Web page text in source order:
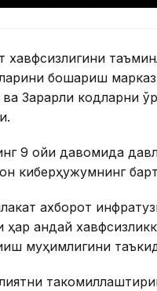
хавфсизлигини
бошқариш
Зарарли кодларни
9 ойи давомида
киберҳужумнинг
ахборот
қандай
муҳимлигини